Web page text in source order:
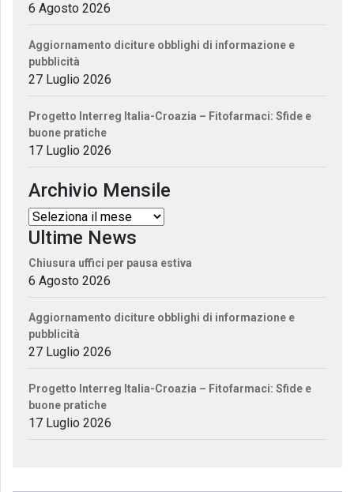
6 Agosto 2026
Aggiornamento diciture obblighi di informazione e
pubblicità
27 Luglio 2026
Progetto Interreg Italia-Croazia – Fitofarmaci: Sfide e
buone pratiche
17 Luglio 2026
Archivio Mensile
Ultime News
Chiusura uffici per pausa estiva
6 Agosto 2026
Aggiornamento diciture obblighi di informazione e
pubblicità
27 Luglio 2026
Progetto Interreg Italia-Croazia – Fitofarmaci: Sfide e
buone pratiche
17 Luglio 2026